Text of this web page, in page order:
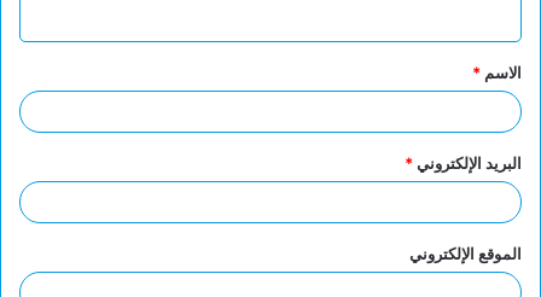
ق
*
الاسم *
البريد الإلكتروني*
الموقع الإلكتروني